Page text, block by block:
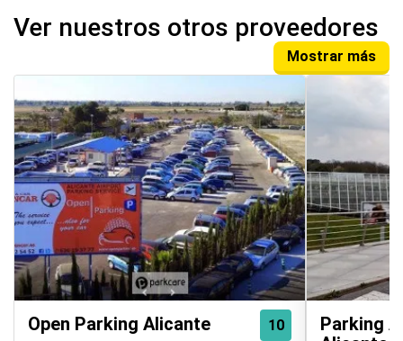
Ver nuestros otros proveedores
Mostrar más
10
Open Parking Alicante
Parking